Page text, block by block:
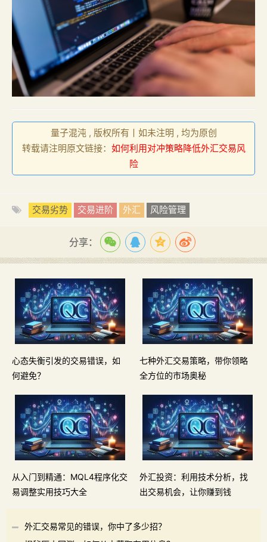
量子混沌 , 版权所有丨如未注明 , 均为原创
转载请注明原文链接： 如何利用对冲策略降低外汇交易风
险
交易劣势 交易进阶 外汇 风险管理
分享：
心态失衡引发的交易错误，如
何避免？
七种外汇交易策略，带你领略
全方位的市场奥秘
从入门到精通：MQL4程序化交
易调整实用技巧大全
外汇投资：利用技术分析，找
出交易机会，让你赚到钱
外汇交易常见的错误，你中了多少招？